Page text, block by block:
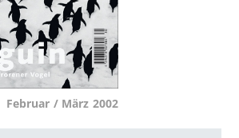
Februar / März 2002